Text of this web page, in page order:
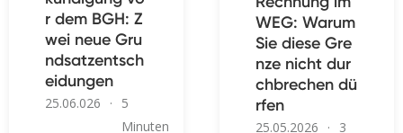
r dem BGH: Z
wei neue Gru
ndsatzentsch
eidungen
25.06.026 ·
5
Minuten
WEG: Warum
Sie diese Gre
nze nicht dur
chbrechen dü
rfen
25.05.2026 ·
3